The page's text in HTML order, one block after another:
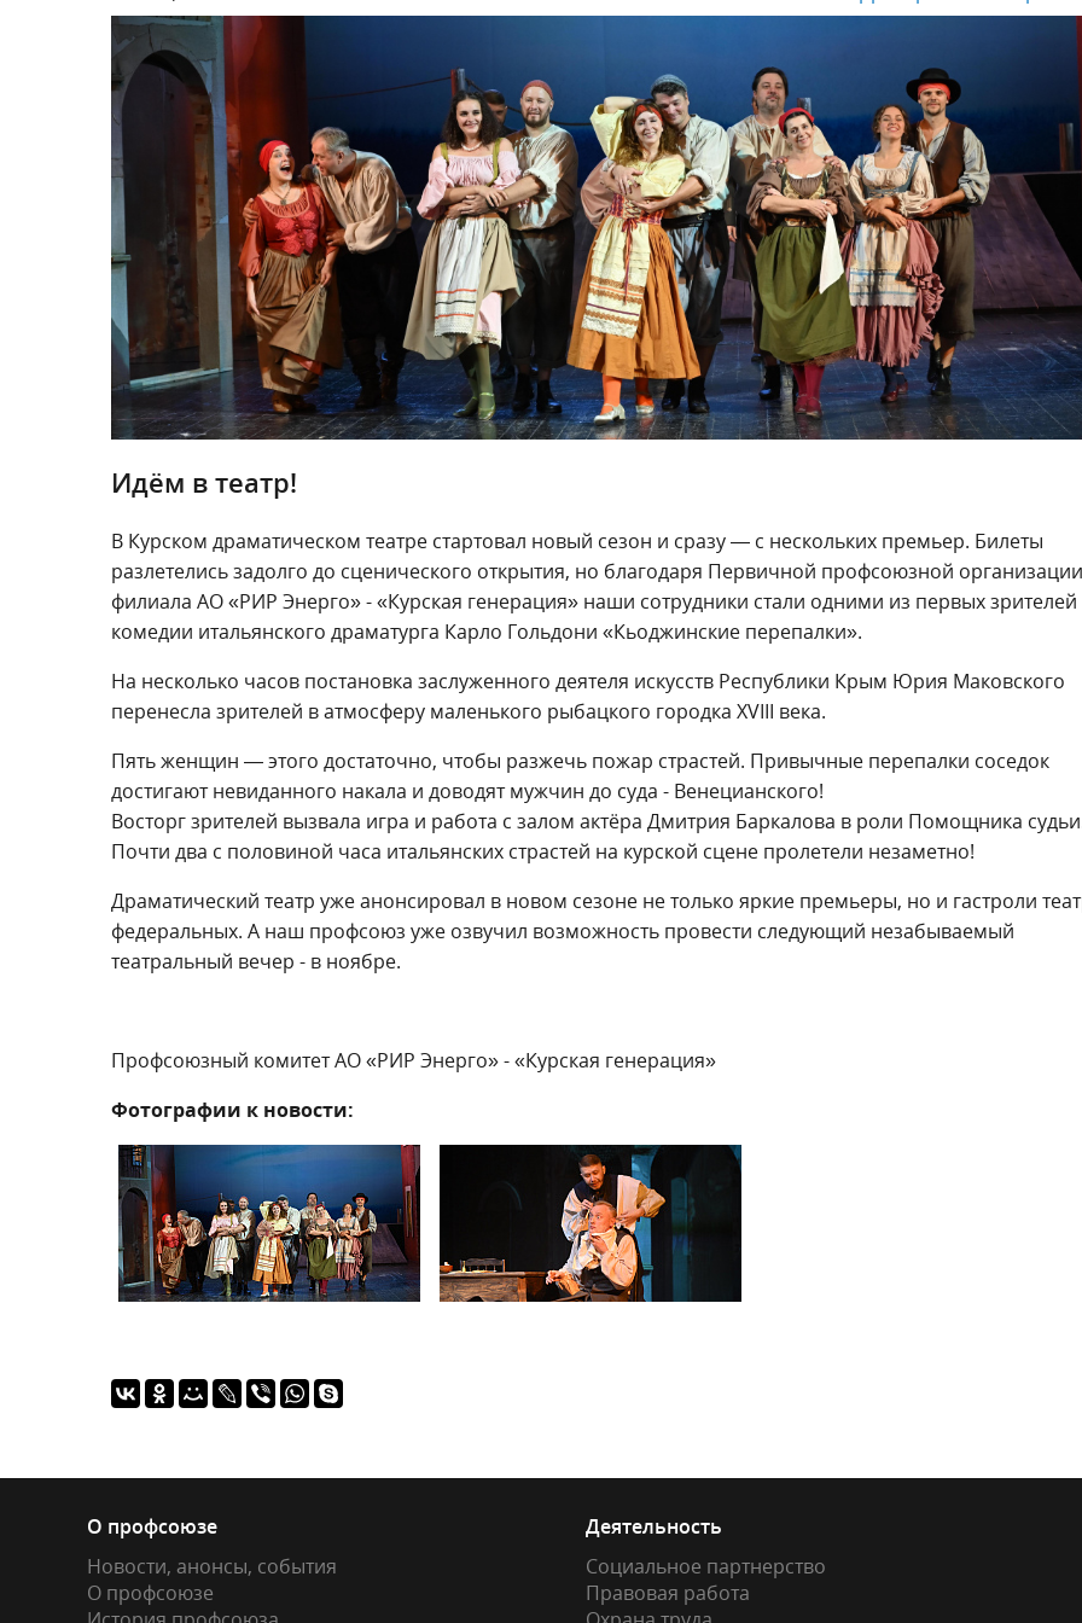
Идём в театр!
В Курском драматическом театре стартовал новый сезон и сразу — с нескольких премьер. Билеты
разлетелись задолго до сценического открытия, но благодаря Первичной профсоюзной организации
филиала АО «РИР Энерго» - «Курская генерация» наши сотрудники стали одними из первых зрителей
комедии итальянского драматурга Карло Гольдони «Кьоджинские перепалки».
На несколько часов постановка заслуженного деятеля искусств Республики Крым Юрия Маковского
перенесла зрителей в атмосферу маленького рыбацкого городка XVIII века.
Пять женщин — этого достаточно, чтобы разжечь пожар страстей. Привычные перепалки соседок
достигают невиданного накала и доводят мужчин до суда - Венецианского!
Восторг зрителей вызвала игра и работа с залом актёра Дмитрия Баркалова в роли Помощника
Почти два с половиной часа итальянских страстей на курской сцене пролетели незаметно!
Драматический театр уже анонсировал в новом сезоне не только яркие премьеры, но и гастроли
федеральных. А наш профсоюз уже озвучил возможность провести следующий незабываемый
театральный вечер - в ноябре.
Профсоюзный комитет АО «РИР Энерго» - «Курская генерация»
Фотографии к новости:
О профсоюзе
Новости, анонсы, события
О профсоюзе
Деятельность
Социальное партнерство
Правовая работа